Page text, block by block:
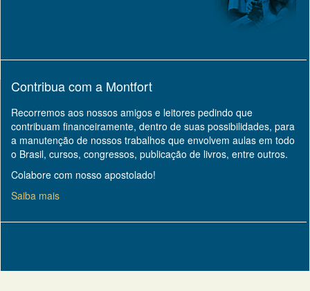
Contribua com a Montfort
Recorremos aos nossos amigos e leitores pedindo que
contribuam financeiramente, dentro de suas possibilidades, para
a manutenção de nossos trabalhos que envolvem aulas em todo
o Brasil, cursos, congressos, publicação de livros, entre outros.
Colabore com nosso apostolado!
Saiba mais